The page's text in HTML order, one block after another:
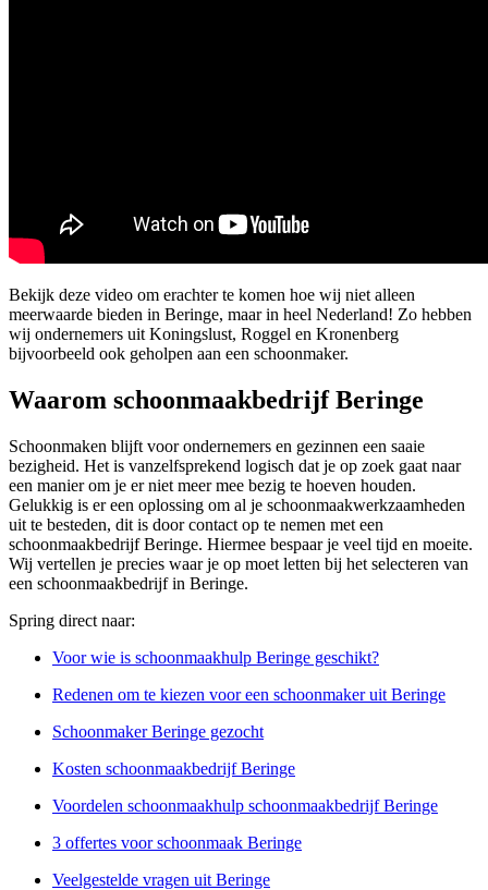
Bekijk deze video om erachter te komen hoe wij niet alleen
meerwaarde bieden in Beringe, maar in heel Nederland! Zo hebben
wij ondernemers uit Koningslust, Roggel en Kronenberg
bijvoorbeeld ook geholpen aan een schoonmaker.
Waarom schoonmaakbedrijf Beringe
Schoonmaken blijft voor ondernemers en gezinnen een saaie
bezigheid. Het is vanzelfsprekend logisch dat je op zoek gaat naar
een manier om je er niet meer mee bezig te hoeven houden.
Gelukkig is er een oplossing om al je schoonmaakwerkzaamheden
uit te besteden, dit is door contact op te nemen met een
schoonmaakbedrijf Beringe. Hiermee bespaar je veel tijd en moeite.
Wij vertellen je precies waar je op moet letten bij het selecteren van
een schoonmaakbedrijf in Beringe.
Spring direct naar:
Voor wie is schoonmaakhulp Beringe geschikt?
Redenen om te kiezen voor een schoonmaker uit Beringe
Schoonmaker Beringe gezocht
Kosten schoonmaakbedrijf Beringe
Voordelen schoonmaakhulp schoonmaakbedrijf Beringe
3 offertes voor schoonmaak Beringe
Veelgestelde vragen uit Beringe